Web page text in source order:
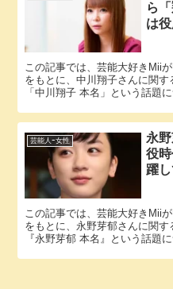
ら
は
この記事では、芸能大好きMii
をもとに、中川翔子さんに関す
「中川翔子 本名」という話題
芸能人ｰ女性
永
役
躍し
この記事では、芸能大好きMii
をもとに、永野芽郁さんに関す
『永野芽郁 本名』という話題